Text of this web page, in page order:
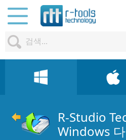
R-Studio
Windows